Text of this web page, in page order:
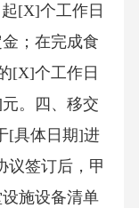
[X]个工作日
；在完成食
[X]个工作日
。四、移交
[具体日期]进
议签订后，甲
施设备清单